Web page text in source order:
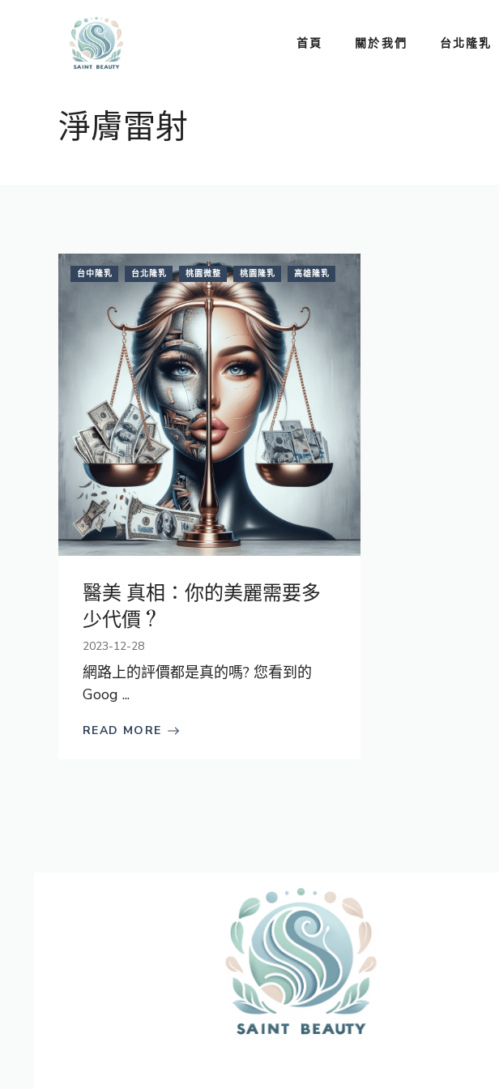
首頁 關於我們 台北隆乳
淨膚雷射
台中隆乳 台北隆乳 桃園微整 桃園隆乳 高雄隆乳
醫美 真相：你的美麗需要多
少代價 ?
2023-12-28
網路上的評價都是真的嗎? 您看到的
Goog ...
READ MORE